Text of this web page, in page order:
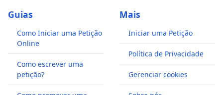
Guias
Como Iniciar uma Petição
Online
Como escrever uma
petição?
Mais
Iniciar uma Petição
Política de Privacidade
Gerenciar cookies